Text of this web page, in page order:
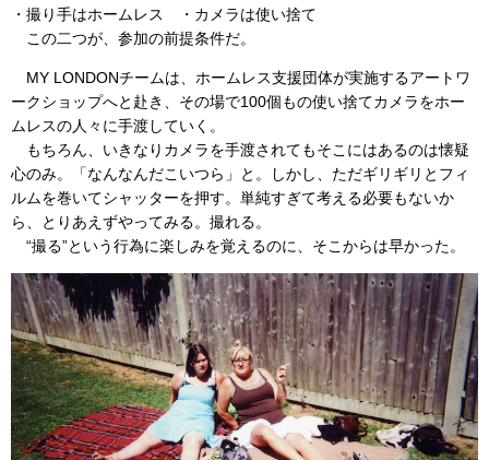
・撮り手はホームレス ・カメラは使い捨て
この二つが、参加の前提条件だ。
MY LONDONチームは、ホームレス支援団体が実施するアートワ
ークショップへと赴き、その場で100個もの使い捨てカメラをホー
ムレスの人々に手渡していく。
もちろん、いきなりカメラを手渡されてもそこにはあるのは懐疑
心のみ。「なんなんだこいつら」と。しかし、ただギリギリとフィ
ルムを巻いてシャッターを押す。単純すぎて考える必要もないか
ら、とりあえずやってみる。撮れる。
“撮る”という行為に楽しみを覚えるのに、そこからは早かった。